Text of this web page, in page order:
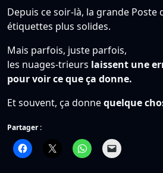
Depuis ce soir-là, la grande Poste
étiquettes plus solides.
Mais parfois, juste parfois,
les nuages-trieurs laissent une
pour voir ce que ça donne.
Et souvent, ça donnequelque
Partager :